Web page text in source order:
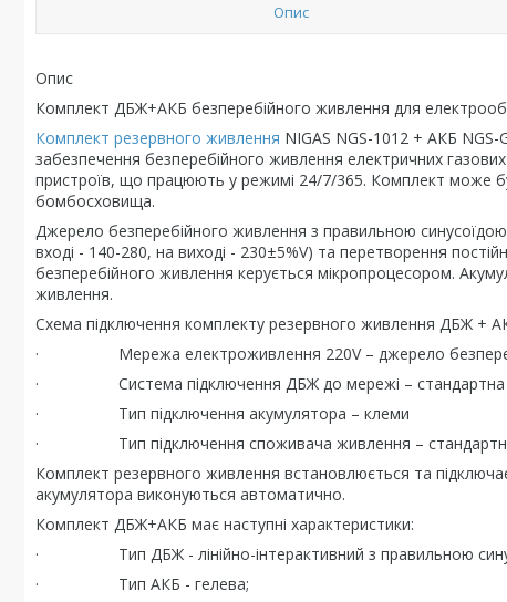
Опис
Опис
Комплект ДБЖ+АКБ безперебійного живлення для
Комплект резервного живлення NIGAS NGS-1012 + АКБ
забезпечення безперебійного живлення електричних
пристроїв, що працюють у режимі 24/7/365. Комплект може
бомбосховища.
Джерело безперебійного живлення з правильною синусоїдою
вході - 140-280, на виході - 230±5%V) та перетворення
безперебійного живлення керується мікропроцесором.
живлення.
Схема підключення комплекту резервного живлення ДБЖ +
· Мережа електроживлення 220V – джерело
· Система підключення ДБЖ до мережі – стандартна
· Тип підключення акумулятора – клеми
· Тип підключення споживача живлення – стандартна
Комплект резервного живлення встановлюється та
акумулятора виконуються автоматично.
Комплект ДБЖ+АКБ має наступні характеристики:
· Тип ДБЖ - лінійно-інтерактивний з правильною
· Тип АКБ - гелева;